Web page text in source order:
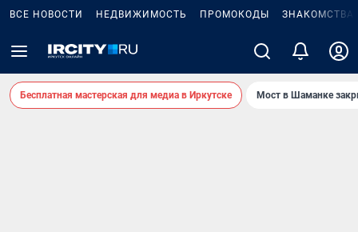
ВСЕ НОВОСТИ НЕДВИЖИМОСТЬ ПРОМОКОДЫ ЗНАКОМСТВА
Бесплатная мастерская для медиа в Иркутске Мост в Шаманке